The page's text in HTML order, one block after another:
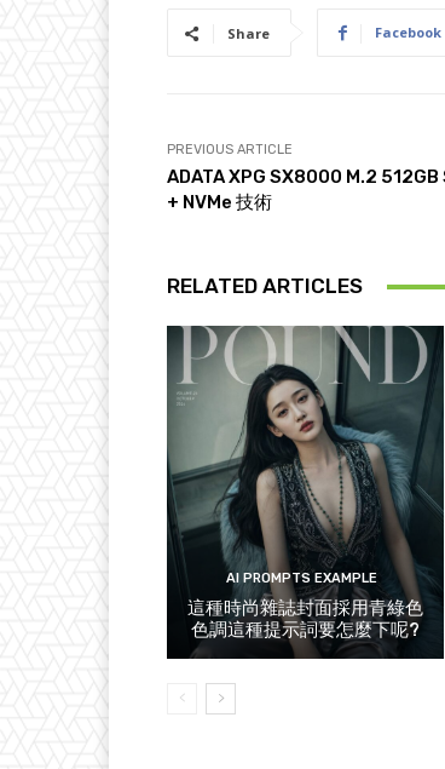
Share Facebook
PREVIOUS ARTICLE
ADATA XPG SX8000 M.2 512GB
+ NVMe 技術
RELATED ARTICLES
AI PROMPTS EXAMPLE
這種時尚雜誌封面採用青綠色
色調這種提示詞要怎麼下呢?